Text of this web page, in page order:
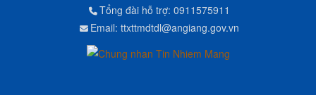
Tổng đài hỗ trợ: 0911575911
Email: ttxttmdtdl@angiang.gov.vn